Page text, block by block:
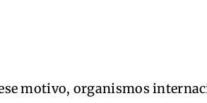
motivo, organismos